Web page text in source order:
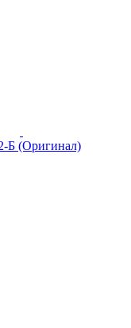
Б (Оригинал)